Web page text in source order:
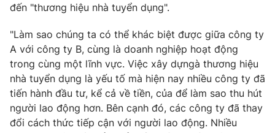
đến "thương hiệu nhà tuyển dụng".
"Làm sao chúng ta có thể khác biệt được giữa công ty
A với công ty B, cùng là doanh nghiệp hoạt động
trong cùng một lĩnh vực. Việc xây dựngà thương hiệu
nhà tuyển dụng là yếu tố mà hiện nay nhiều công ty đã
tiến hành đầu tư, kể cả về tiền, của để làm sao thu hút
người lao động hơn. Bên cạnh đó, các công ty đã thay
đổi cách thức tiếp cận với người lao động. Nhiều